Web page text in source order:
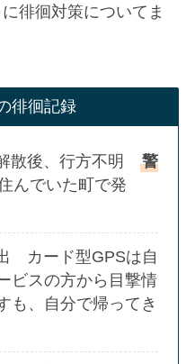
徘徊対策についてま
徘徊記録
散後、行方不明 警
でいた町で発
カード型GPSは自
スの方から目撃情
、自分で帰ってき